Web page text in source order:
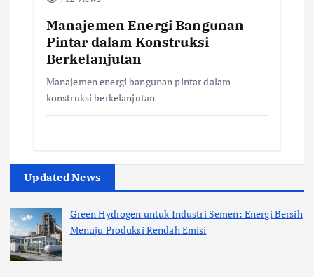
Manajemen Energi Bangunan
Pintar dalam Konstruksi
Berkelanjutan
Manajemen energi bangunan pintar dalam
konstruksi berkelanjutan
Updated News
Green Hydrogen untuk Industri Semen: Energi Bersih
Menuju Produksi Rendah Emisi